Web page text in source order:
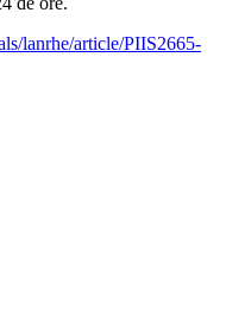
lanrhe/article/PIIS2665-